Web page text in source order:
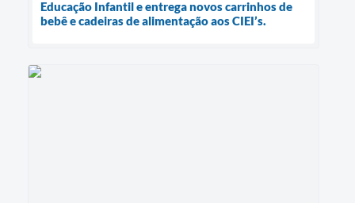
Educação Infantil e entrega novos carrinhos de
bebê e cadeiras de alimentação aos CIEI’s.